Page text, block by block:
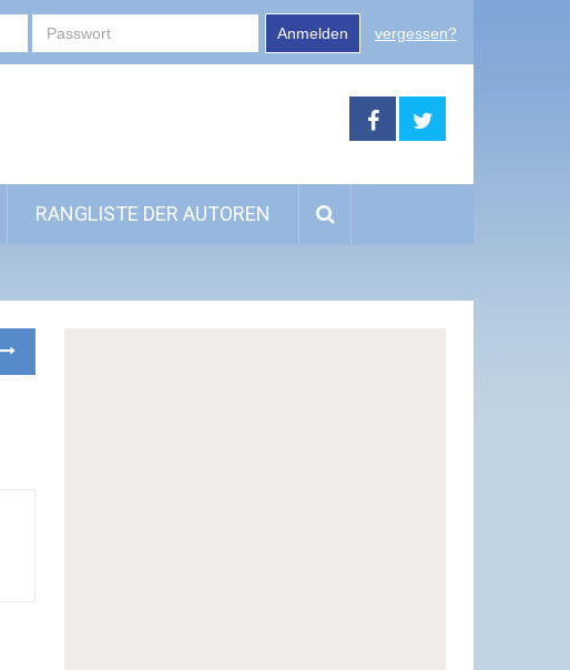
Anmelden vergessen?
RANGLISTE DER AUTOREN